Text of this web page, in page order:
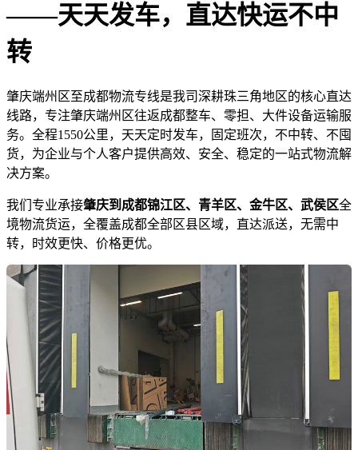
——天天发车，直达快运不中
转
肇庆端州区至成都物流专线是我司深耕珠三角地区的核心直达
线路，专注肇庆端州区往返成都整车、零担、大件设备运输服
务。全程1550公里，天天定时发车，固定班次，不中转、不囤
货，为企业与个人客户提供高效、安全、稳定的一站式物流解
决方案。
我们专业承接肇庆到成都锦江区、青羊区、金牛区、武侯区全
境物流货运，全覆盖成都全部区县区域，直达派送，无需中
转，时效更快、价格更优。